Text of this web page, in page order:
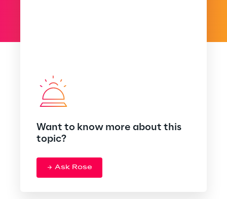
Want to know more about this
topic?
Ask Rose